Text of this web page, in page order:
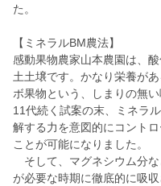
た。
【ミネラルBM農法】
感動果物農家山本農園は、
土土壌です。かなり栄養が
ボ果物という、しまりの無
11代続く試案の末、ミネラ
解する力を意図的にコント
ことが可能になりました。
そして、マグネシウム分
が必要な時期に徹底的に吸